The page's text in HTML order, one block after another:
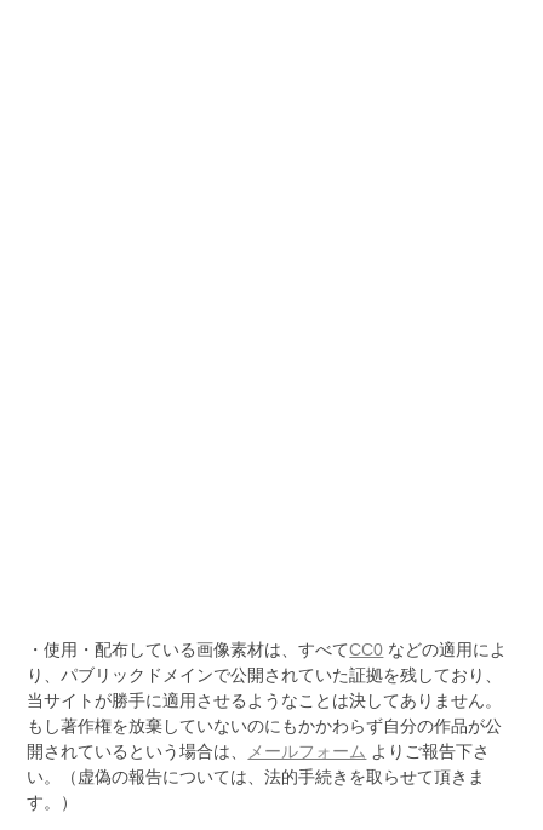
・使用・配布している画像素材は、すべてCC0 などの適用によ
り、パブリックドメインで公開されていた証拠を残しており、
当サイトが勝手に適用させるようなことは決してありません。
もし著作権を放棄していないのにもかかわらず自分の作品が公
開されているという場合は、 メールフォーム よりご報告下さ
い。（虚偽の報告については、法的手続きを取らせて頂きま
す。）